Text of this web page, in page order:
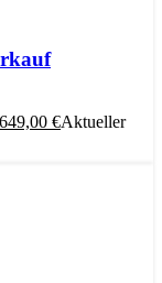
649,00 €Aktueller